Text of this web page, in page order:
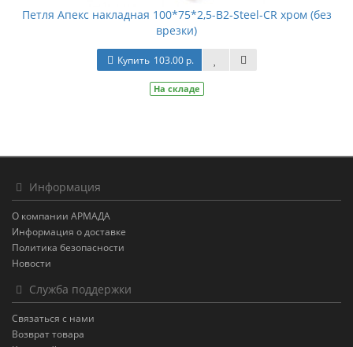
Петля Апекс накладная 100*75*2,5-B2-Steel-CR хром (без
врезки)
Купить 103.00 р.
На складе
Информация
О компании АРМАДА
Информация о доставке
Политика безопасности
Новости
Служба поддержки
Связаться с нами
Возврат товара